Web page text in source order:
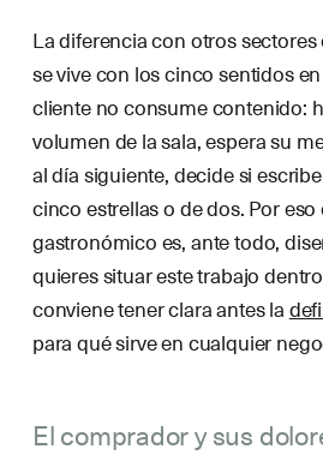
La diferencia con otros
se vive con los cinco sentidos
cliente no consume contenido:
volumen de la sala, espera su
al día siguiente, decide si
cinco estrellas o de dos. Por
gastronómico es, ante todo,
quieres situar este trabajo
conviene tener clara antes la
para qué sirve en cualquier
El comprador y sus